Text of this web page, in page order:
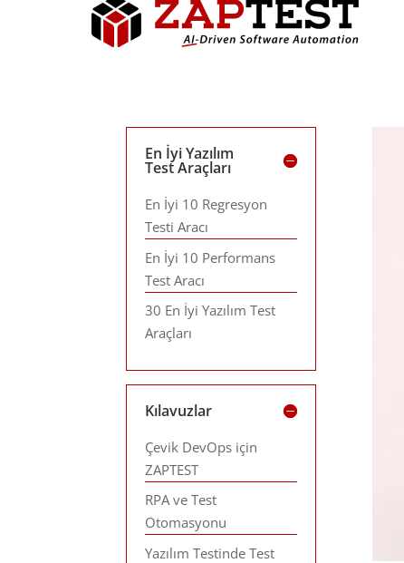
En İyi Yazılım
Test Araçları
En İyi 10 Regresyon
Testi Aracı
En İyi 10 Performans
Test Aracı
30 En İyi Yazılım Test
Araçları
Kılavuzlar
Çevik DevOps için
ZAPTEST
RPA ve Test
Otomasyonu
Yazılım Testinde Test